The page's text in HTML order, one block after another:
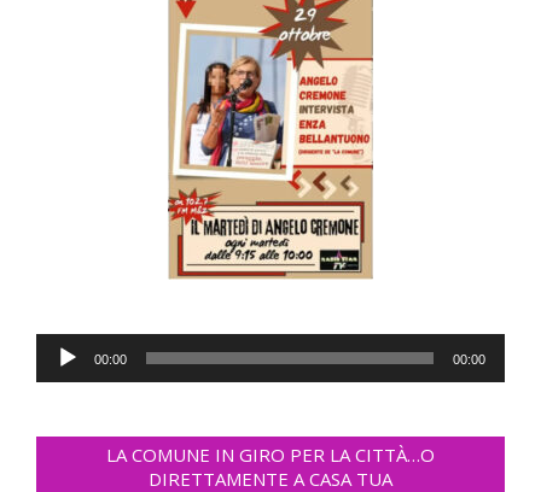
Audio
Player
00:00 00:00
LA COMUNE IN GIRO PER LA CITTÀ…O
DIRETTAMENTE A CASA TUA